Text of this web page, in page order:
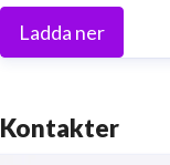
Ladda ner
Kontakter